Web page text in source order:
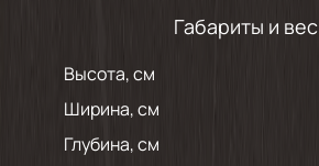
Габариты и вес
Высота, см
Ширина, см
Глубина, см